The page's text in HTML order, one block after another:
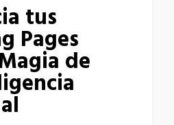
tus
Pages
de